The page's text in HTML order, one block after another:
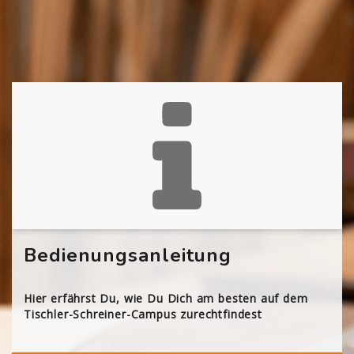
Bedienungsanleitung
Hier erfährst Du, wie Du Dich am besten auf dem
Tischler-Schreiner-Campus zurechtfindest